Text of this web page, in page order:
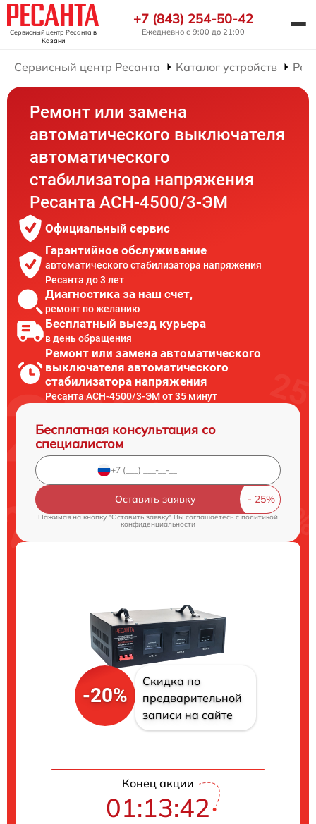
Сервисный центр Ресанта в
Казани
+7 (843) 254-50-42
Ежедневно с 9:00 до 21:00
Сервисный центр Ресанта Каталог устройств
Ремонт или замена
автоматического выключателя
автоматического
стабилизатора напряжения
Ресанта АСН-4500/3-ЭМ
Официальный сервис
Гарантийное обслуживание
автоматического стабилизатора напряжения
Ресанта до 3 лет
Диагностика за наш счет,
ремонт по желанию
Бесплатный выезд курьера
в день обращения
Ремонт или замена автоматического
выключателя автоматического
стабилизатора напряжения
Ресанта АСН-4500/3-ЭМ от 35 минут
Бесплатная консультация со
специалистом
Оставить заявку
Нажимая на кнопку "Оставить заявку" Вы соглашаетесь cполитикой
конфиденциальности
-20%
Скидка по
предварительной
записи на сайте
Конец акции
01:13:41